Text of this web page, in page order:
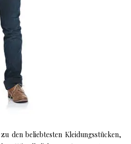
den beliebtesten Kleidungsstücken,